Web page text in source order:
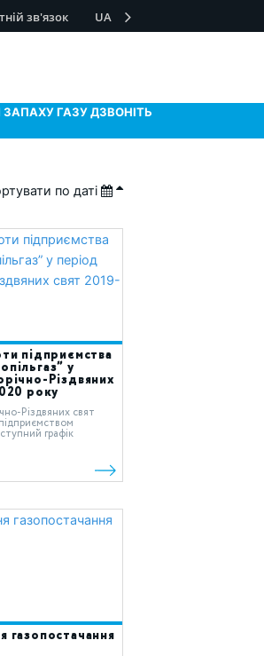
зв'язок UA
ГАЗУ ДЗВОНІТЬ
по даті
підприємства
у
Різдвяних
року
Різдвяних свят
графік
газопостачання